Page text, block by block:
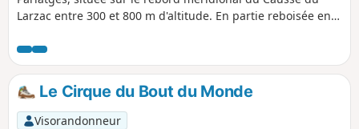
Larzac entre 300 et 800 m d'altitude. En partie reboisée en
survolée d'aigles royaux et de vautours fauves et abrite
plusieurs espèces protégées comme la salamandre
tachetée. Au printemps, c'est une explosion de senteurs,
avec en particulier la floraison des genêts, des coronilles et
d'un grand nombre d'herbes aromatiques.
Le Cirque du Bout du Monde
Visorandonneur